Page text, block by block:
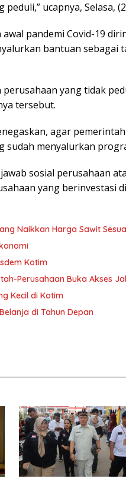
ucapnya, Selasa,
pandemi Covid-19
bantuan sebagai
yang tidak
tersebut.
agar
sudah menyalurkan
sosial perusahaan
yang berinvestasi
Naikkan Harga Sawit
Kotim
Perusahaan Buka Akses
Kecil di Kotim
di Tahun Depan